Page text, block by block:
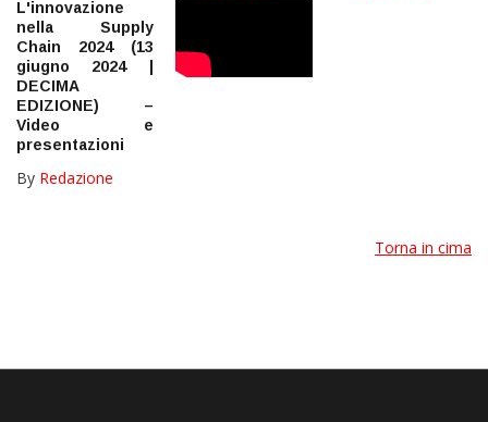
L'innovazione
nella Supply
Chain 2024 (13
giugno 2024 |
DECIMA
EDIZIONE) –
Video e
presentazioni
By Redazione
Torna in cima